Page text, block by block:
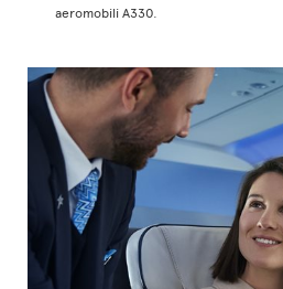
aeromobili A330.